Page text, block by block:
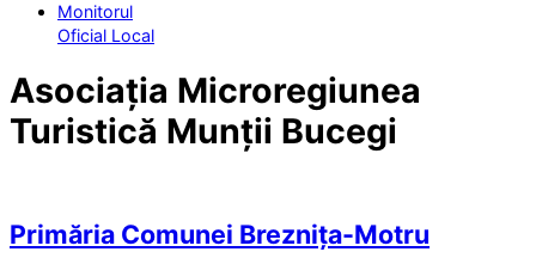
Monitorul
Oficial Local
Asociația Microregiunea
Turistică Munții Bucegi
Primăria Comunei Breznița-Motru